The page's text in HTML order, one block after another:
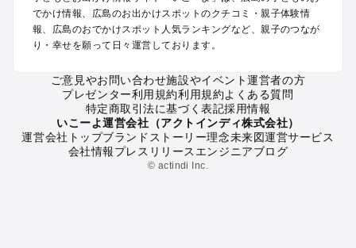
広島の定番お出かけスポット
広島の遊園地
広島の動物園
広島の釣り
広島の牧場
広島のプール
広島のアスレチック
広島の公園・総合公園
でかけ情報、広島のお出かけスポットのクチコミ・親子体験情
報、広島のおでかけスポット人気ランキングなど、親子のつなが
り・幸せを願って日々運営しております。
ご意見やお問い合わせ施設やイベント運営者の方
プレゼンター利用規約利用規約よくある質問
特定商取引法に基づく表記採用情報
いこーよ運営会社（アクトインディ株式会社）
運営会社トップブランドストーリー理念未来図運営サービス
会社情報プレスリリース エンジニアブログ
© actindi Inc.